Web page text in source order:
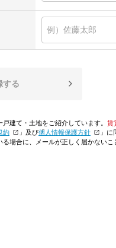
する
建て・土地をご紹介しています。 賃
約 」及び「個人情報保護方針
」に
場合に、メールが正しく届かないこ